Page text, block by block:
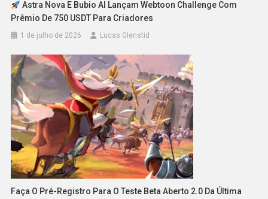
Astra Nova E Bubio AI Lançam Webtoon Challenge Com
Prêmio De 750 USDT Para Criadores
1 de julho de 2026 Lucas Glenstid
Faça O Pré-Registro Para O Teste Beta Aberto 2.0 Da Última